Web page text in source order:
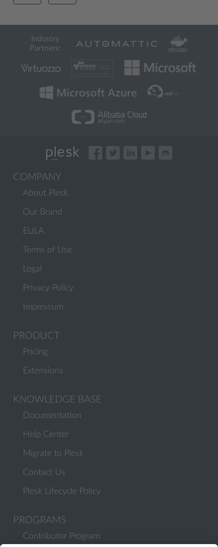
Industry
Partners:
COMPANY
About Plesk
Our Brand
EULA
Terms of Use
Legal
Privacy Policy
Impressum
PRODUCT
Pricing
Extensions
KNOWLEDGE BASE
Documentation
Help Center
Migrate to Plesk
Contact Us
Plesk Lifecycle Policy
PROGRAMS
Contributor Program